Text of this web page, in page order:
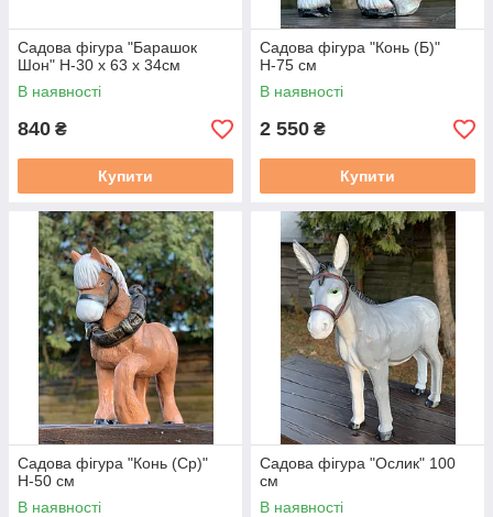
Садова фігура "Барашок
Шон" Н-30 х 63 х 34см
В наявності
840 ₴
Купити
Садова фігура "Конь (Б)"
Н-75 см
В наявності
2 550 ₴
Купити
Садова фігура "Конь (Ср)"
Н-50 см
В наявності
Садова фігура "Ослик" 100
см
В наявності